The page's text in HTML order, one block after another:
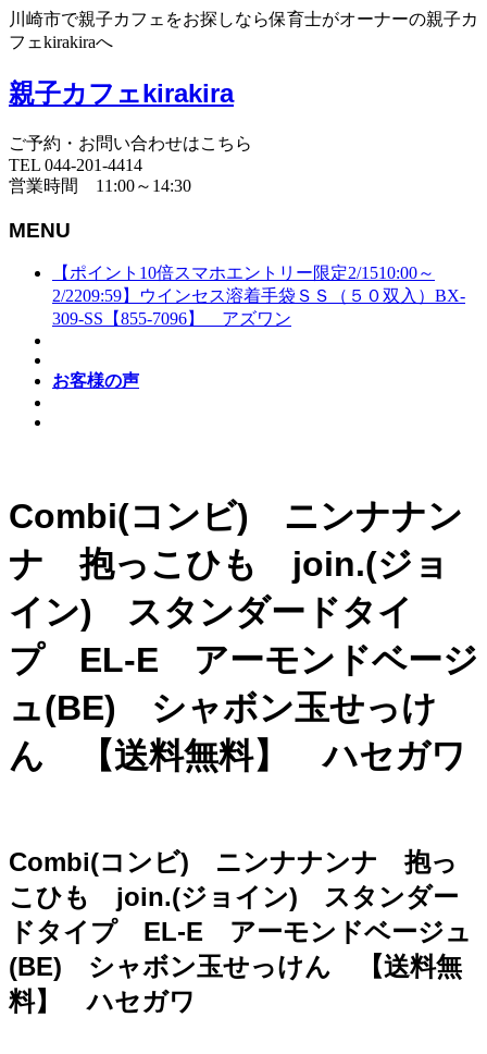
川崎市で親子カフェをお探しなら保育士がオーナーの親子カ
フェkirakiraへ
親子カフェkirakira
ご予約・お問い合わせはこちら
TEL 044-201-4414
営業時間 11:00～14:30
MENU
【ポイント10倍スマホエントリー限定2/1510:00～
2/2209:59】ウインセス溶着手袋ＳＳ（５０双入）BX-
309-SS【855-7096】 アズワン
お客様の声
Combi(コンビ) ニンナナン
ナ 抱っこひも join.(ジョ
イン) スタンダードタイ
プ EL-E アーモンドベージ
ュ(BE) シャボン玉せっけ
ん 【送料無料】 ハセガワ
Combi(コンビ) ニンナナンナ 抱っ
こひも join.(ジョイン) スタンダー
ドタイプ EL-E アーモンドベージュ
(BE) シャボン玉せっけん 【送料無
料】 ハセガワ